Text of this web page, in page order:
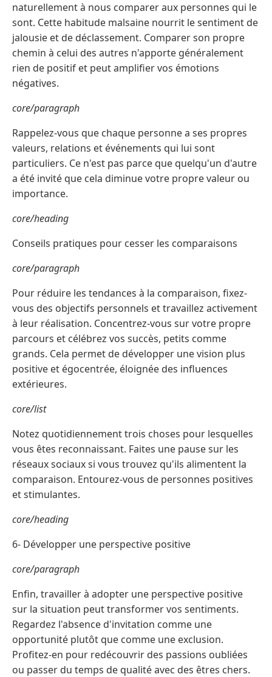
naturellement à nous comparer aux personnes qui le
sont. Cette habitude malsaine nourrit le sentiment de
jalousie et de déclassement. Comparer son propre
chemin à celui des autres n'apporte généralement
rien de positif et peut amplifier vos émotions
négatives.
core/paragraph
Rappelez-vous que chaque personne a ses propres
valeurs, relations et événements qui lui sont
particuliers. Ce n'est pas parce que quelqu'un d'autre
a été invité que cela diminue votre propre valeur ou
importance.
core/heading
Conseils pratiques pour cesser les comparaisons
core/paragraph
Pour réduire les tendances à la comparaison, fixez-
vous des objectifs personnels et travaillez activement
à leur réalisation. Concentrez-vous sur votre propre
parcours et célébrez vos succès, petits comme
grands. Cela permet de développer une vision plus
positive et égocentrée, éloignée des influences
extérieures.
core/list
Notez quotidiennement trois choses pour lesquelles
vous êtes reconnaissant. Faites une pause sur les
réseaux sociaux si vous trouvez qu'ils alimentent la
comparaison. Entourez-vous de personnes positives
et stimulantes.
core/heading
6- Développer une perspective positive
core/paragraph
Enfin, travailler à adopter une perspective positive
sur la situation peut transformer vos sentiments.
Regardez l'absence d'invitation comme une
opportunité plutôt que comme une exclusion.
Profitez-en pour redécouvrir des passions oubliées
ou passer du temps de qualité avec des êtres chers.